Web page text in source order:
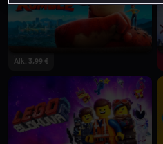
Alk. 3,99 €